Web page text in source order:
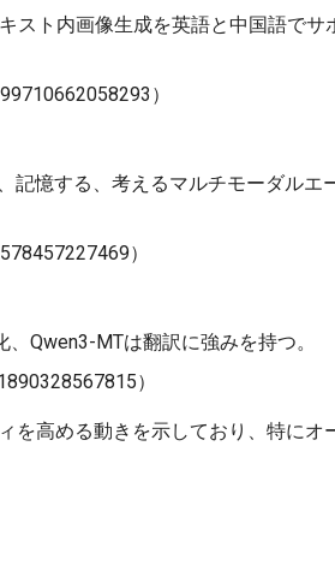
スト内画像生成を英語と中国語でサ
）
記憶する、考えるマルチモーダルエ
）
Qwen3-MTは翻訳に強みを持つ。
）
を高める動きを示しており、特にオ